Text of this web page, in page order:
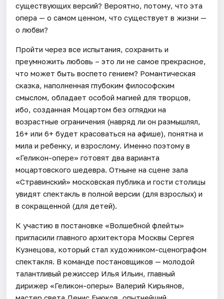
существующих версий? Вероятно, потому, что эта
опера — о самом ценном, что существует в жизни —
о любви?
Пройти через все испытания, сохранить и
преумножить любовь – это ли не самое прекрасное,
что может быть воспето гением? Романтическая
сказка, наполненная глубоким философским
смыслом, обладает особой магией для творцов,
ибо, созданная Моцартом без оглядки на
возрастные ограничения (навряд ли он размышлял,
16+ или 6+ будет красоваться на афише), понятна и
мила и ребенку, и взрослому. Именно поэтому в
«Геликон-опере» готовят два варианта
моцартовского шедевра. Отныне на сцене зала
«Стравинский» московская публика и гости столицы
увидят спектакль в полной версии (для взрослых) и
в сокращенной (для детей).
К участию в постановке «Волшебной флейты»
пригласили главного архитектора Москвы Сергея
Кузнецова, который стал художником-сценографом
спектакля. В команде постановщиков — молодой
талантливый режиссер Илья Ильин, главный
дирижер «Геликон-оперы» Валерий Кирьянов,